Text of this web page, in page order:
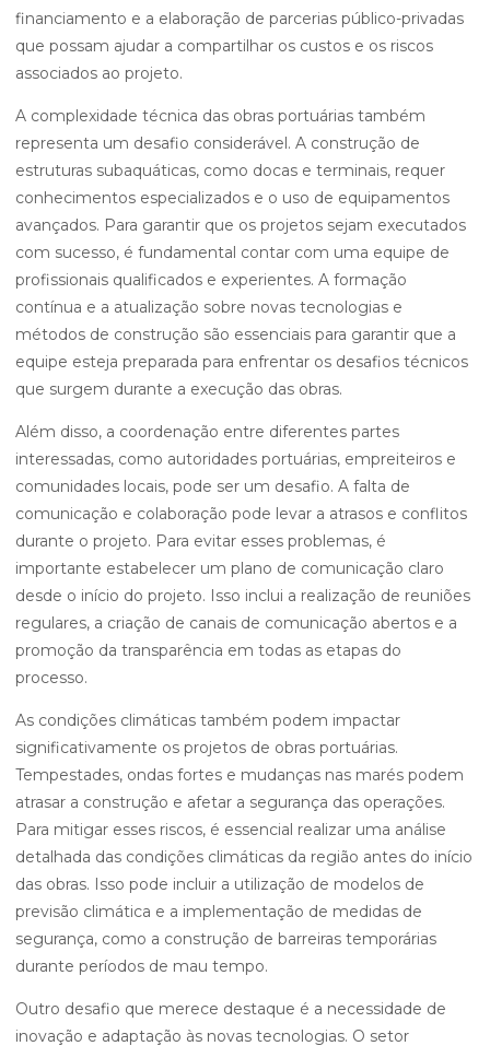
financiamento e a elaboração de parcerias público-privadas
que possam ajudar a compartilhar os custos e os riscos
associados ao projeto.
A complexidade técnica das obras portuárias também
representa um desafio considerável. A construção de
estruturas subaquáticas, como docas e terminais, requer
conhecimentos especializados e o uso de equipamentos
avançados. Para garantir que os projetos sejam executados
com sucesso, é fundamental contar com uma equipe de
profissionais qualificados e experientes. A formação
contínua e a atualização sobre novas tecnologias e
métodos de construção são essenciais para garantir que a
equipe esteja preparada para enfrentar os desafios técnicos
que surgem durante a execução das obras.
Além disso, a coordenação entre diferentes partes
interessadas, como autoridades portuárias, empreiteiros e
comunidades locais, pode ser um desafio. A falta de
comunicação e colaboração pode levar a atrasos e conflitos
durante o projeto. Para evitar esses problemas, é
importante estabelecer um plano de comunicação claro
desde o início do projeto. Isso inclui a realização de reuniões
regulares, a criação de canais de comunicação abertos e a
promoção da transparência em todas as etapas do
processo.
As condições climáticas também podem impactar
significativamente os projetos de obras portuárias.
Tempestades, ondas fortes e mudanças nas marés podem
atrasar a construção e afetar a segurança das operações.
Para mitigar esses riscos, é essencial realizar uma análise
detalhada das condições climáticas da região antes do início
das obras. Isso pode incluir a utilização de modelos de
previsão climática e a implementação de medidas de
segurança, como a construção de barreiras temporárias
durante períodos de mau tempo.
Outro desafio que merece destaque é a necessidade de
inovação e adaptação às novas tecnologias. O setor